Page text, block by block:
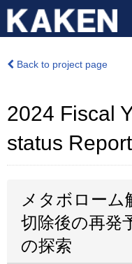
Back to project page
2024 Fiscal
status Report
メタボローム
切除後の再発
の探索